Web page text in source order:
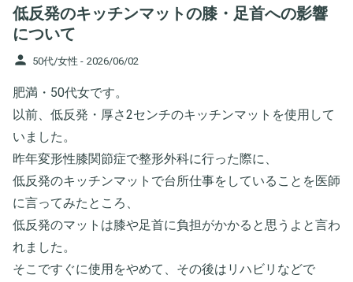
低反発のキッチンマットの膝・足首への影響
について
person 50代/女性 - 2026/06/02
肥満・50代女です。
以前、低反発・厚さ2センチのキッチンマットを使用して
いました。
昨年変形性膝関節症で整形外科に行った際に、
低反発のキッチンマットで台所仕事をしていることを医師
に言ってみたところ、
低反発のマットは膝や足首に負担がかかると思うよと言わ
れました。
そこですぐに使用をやめて、その後はリハビリなどで